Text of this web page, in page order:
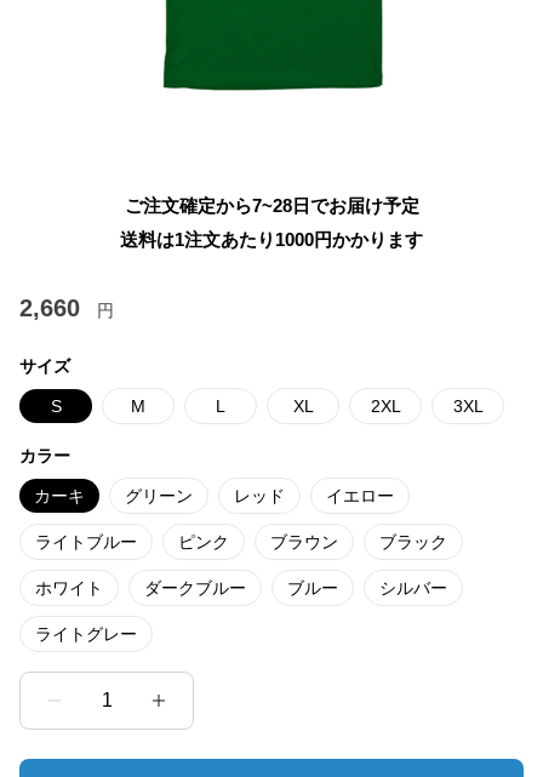
ご注文確定から7~28日でお届け予定
送料は1注文あたり 1000円かかります
2,660 円
サイズ
S M L XL 2XL 3XL
カラー
カーキ グリーン レッド イエロー
ライトブルー ピンク ブラウン ブラック
ホワイト ダークブルー ブルー シルバー
ライトグレー
1